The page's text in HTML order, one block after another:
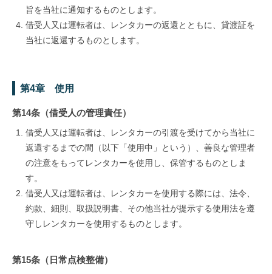
旨を当社に通知するものとします。
借受人又は運転者は、レンタカーの返還とともに、貸渡証を
当社に返還するものとします。
第4章 使用
第14条（借受人の管理責任）
借受人又は運転者は、レンタカーの引渡を受けてから当社に
返還するまでの間（以下「使用中」という）、善良な管理者
の注意をもってレンタカーを使用し、保管するものとしま
す。
借受人又は運転者は、レンタカーを使用する際には、法令、
約款、細則、取扱説明書、その他当社が提示する使用法を遵
守しレンタカーを使用するものとします。
第15条（日常点検整備）